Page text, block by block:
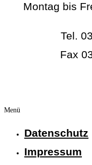
Montag bis
Tel.
Fax
Menü
Datenschutz
Impressum